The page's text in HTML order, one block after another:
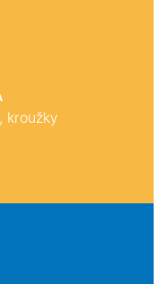
kroužky